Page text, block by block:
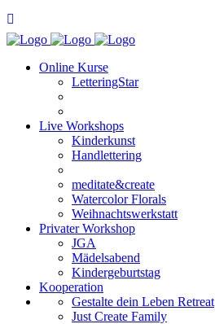
Online Kurse
LetteringStar
Live Workshops
Kinderkunst
Handlettering
meditate&create
Watercolor Florals
Weihnachtswerkstatt
Privater Workshop
JGA
Mädelsabend
Kindergeburtstag
Kooperation
Gestalte dein Leben Retreat
Just Create Family